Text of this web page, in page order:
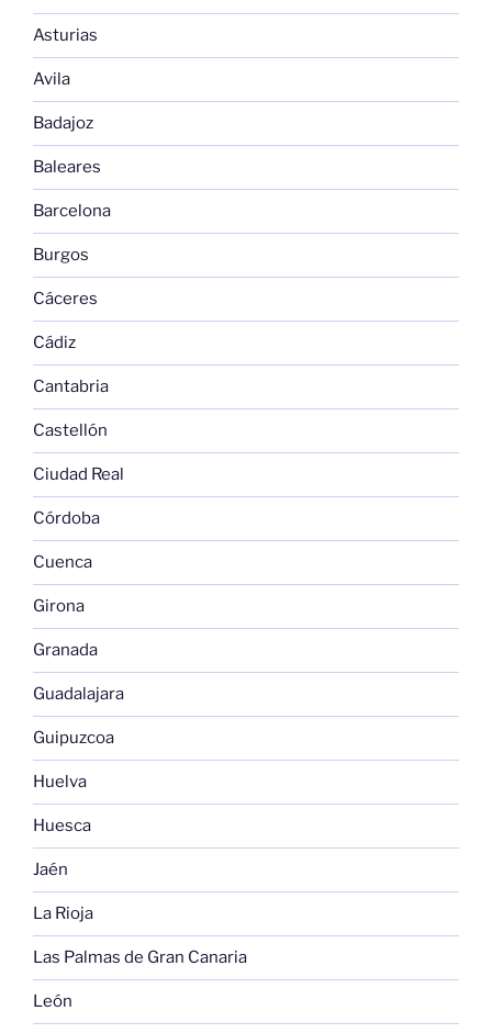
Asturias
Avila
Badajoz
Baleares
Barcelona
Burgos
Cáceres
Cádiz
Cantabria
Castellón
Ciudad Real
Córdoba
Cuenca
Girona
Granada
Guadalajara
Guipuzcoa
Huelva
Huesca
Jaén
La Rioja
Las Palmas de Gran Canaria
León